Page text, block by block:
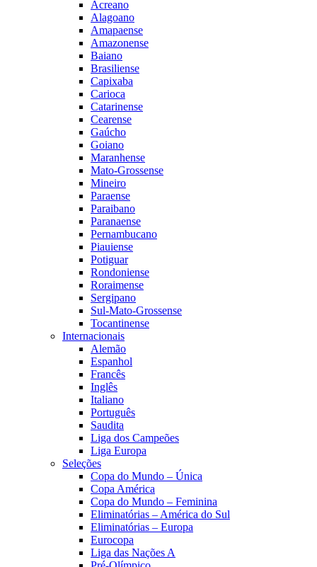
Acreano
Alagoano
Amapaense
Amazonense
Baiano
Brasiliense
Capixaba
Carioca
Catarinense
Cearense
Gaúcho
Goiano
Maranhense
Mato-Grossense
Mineiro
Paraense
Paraibano
Paranaense
Pernambucano
Piauiense
Potiguar
Rondoniense
Roraimense
Sergipano
Sul-Mato-Grossense
Tocantinense
Internacionais
Alemão
Espanhol
Francês
Inglês
Italiano
Português
Saudita
Liga dos Campeões
Liga Europa
Seleções
Copa do Mundo – Única
Copa América
Copa do Mundo – Feminina
Eliminatórias – América do Sul
Eliminatórias – Europa
Eurocopa
Liga das Nações A